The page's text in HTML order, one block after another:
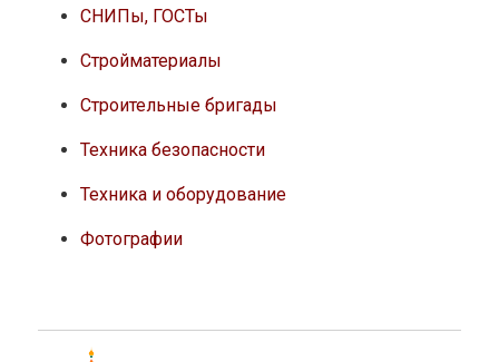
СНИПы, ГОСТы
Стройматериалы
Строительные бригады
Техника безопасности
Техника и оборудование
Фотографии